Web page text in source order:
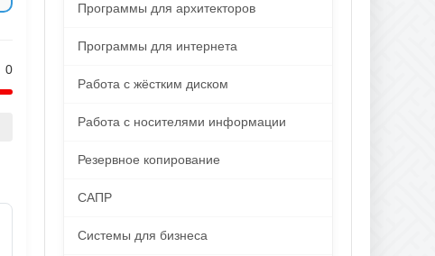
0
Программы для архитекторов
Программы для интернета
Работа с жёстким диском
Работа с носителями информации
Резервное копирование
САПР
Системы для бизнеса